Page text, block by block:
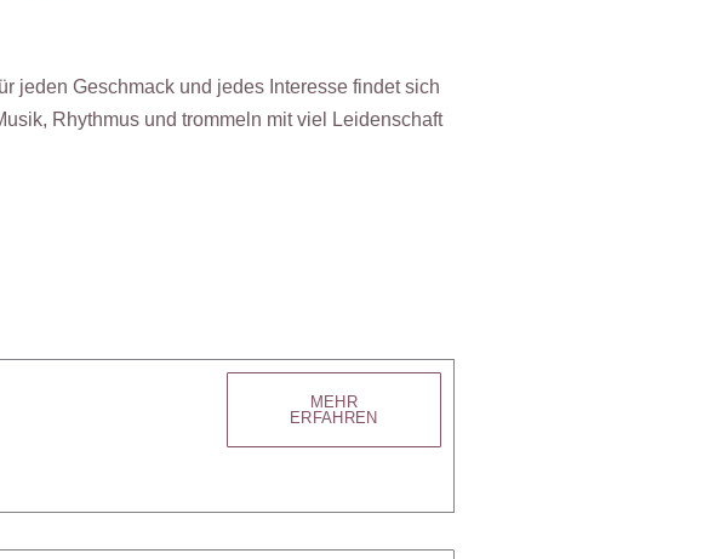
Geschmack und jedes Interesse findet sich
Rhythmus und trommeln mit viel Leidenschaft
MEHR
ERFAHREN